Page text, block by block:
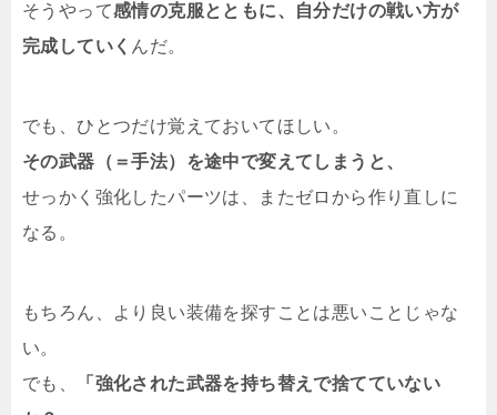
そうやって感情の克服とともに、自分だけの戦い方が
完成していく んだ。
でも、ひとつだけ覚えておいてほしい。
その武器（＝手法）を途中で変えてしまうと、
せっかく強化したパーツは、またゼロから作り直しに
なる。
もちろん、より良い装備を探すことは悪いことじゃな
い。
でも、
「強化された武器を持ち替えで捨てていない